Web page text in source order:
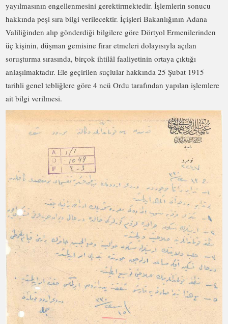
yayılmasının engellenmesini gerektirmektedir. İşlemlerin sonucu
hakkında peşi sıra bilgi verilecektir. İçişleri Bakanlığının Adana
Valiliğinden alıp gönderdiği bilgilere göre Dörtyol Ermenilerinden
üç kişinin, düşman gemisine firar etmeleri dolayısıyla açılan
soruşturma sırasında, birçok ihtilâl faaliyetinin ortaya çıktığı
anlaşılmaktadır. Ele geçirilen suçlular hakkında 25 Şubat 1915
tarihli genel tebliğlere göre 4 ncü Ordu tarafından yapılan işlemlere
ait bilgi verilmesi.